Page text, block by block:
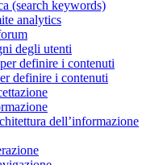
(search keywords)
analytics
degli utenti
definire i contenuti
definire i contenuti
dell’informazione